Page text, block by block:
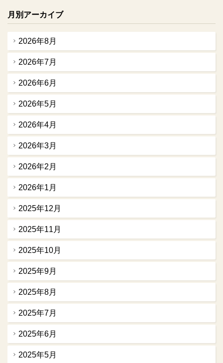
月別アーカイブ
2026年8月
2026年7月
2026年6月
2026年5月
2026年4月
2026年3月
2026年2月
2026年1月
2025年12月
2025年11月
2025年10月
2025年9月
2025年8月
2025年7月
2025年6月
2025年5月